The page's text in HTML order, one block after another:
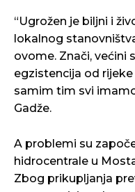
“Ugrožen je biljni i
lokalnog
ovome. Znači, većini
egzistencija od
samim tim svi
Gadže.
A problemi su
hidrocentrale u
Zbog prikupljanja